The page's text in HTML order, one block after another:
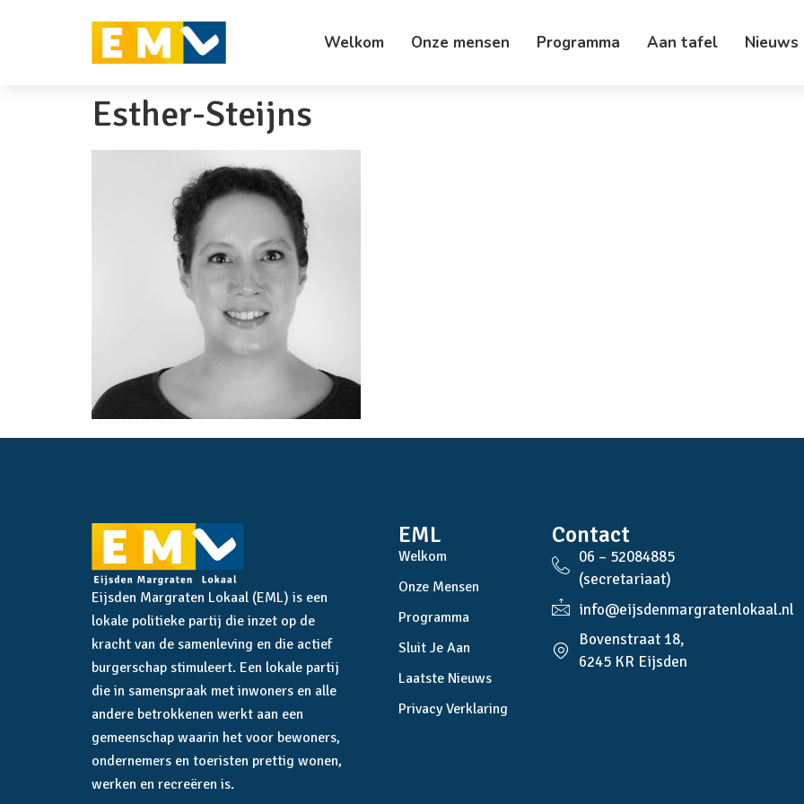
Welkom Onze mensen Programma Aan tafel Nieuws
Esther-Steijns
Eijsden Margraten Lokaal (EML) is een
lokale politieke partij die inzet op de
kracht van de samenleving en die actief
burgerschap stimuleert. Een lokale partij
die in samenspraak met inwoners en alle
andere betrokkenen werkt aan een
gemeenschap waarin het voor bewoners,
ondernemers en toeristen prettig wonen,
werken en recreëren is.
EML
Welkom
Onze Mensen
Programma
Sluit Je Aan
Laatste Nieuws
Privacy Verklaring
Contact
06 – 52084885
(secretariaat)
info@eijsdenmargratenlokaal.nl
Bovenstraat 18,
6245 KR Eijsden